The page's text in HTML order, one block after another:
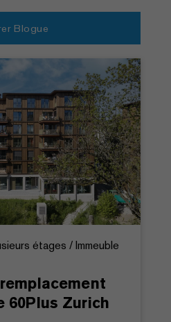
Blogue
étages / Immeuble
60Plus Zurich